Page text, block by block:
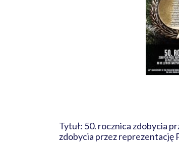
Tytuł: 50. rocznica zdobycia
zdobycia przez reprezentację